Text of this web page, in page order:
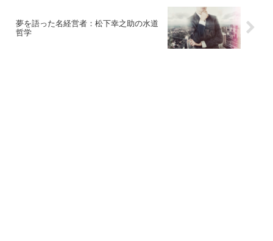
夢を語った名経営者：松下幸之助の水道
哲学